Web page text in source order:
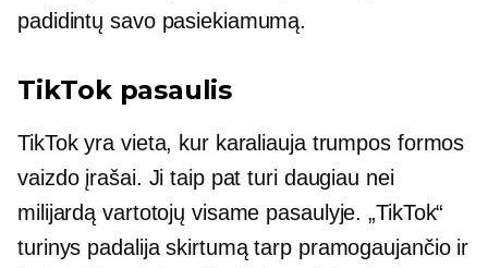
padidintų savo pasiekiamumą.
TikTok pasaulis
TikTok yra vieta, kur karaliauja trumpos formos
vaizdo įrašai. Ji taip pat turi daugiau nei
milijardą vartotojų visame pasaulyje. „TikTok“
turinys padalija skirtumą tarp pramogaujančio ir